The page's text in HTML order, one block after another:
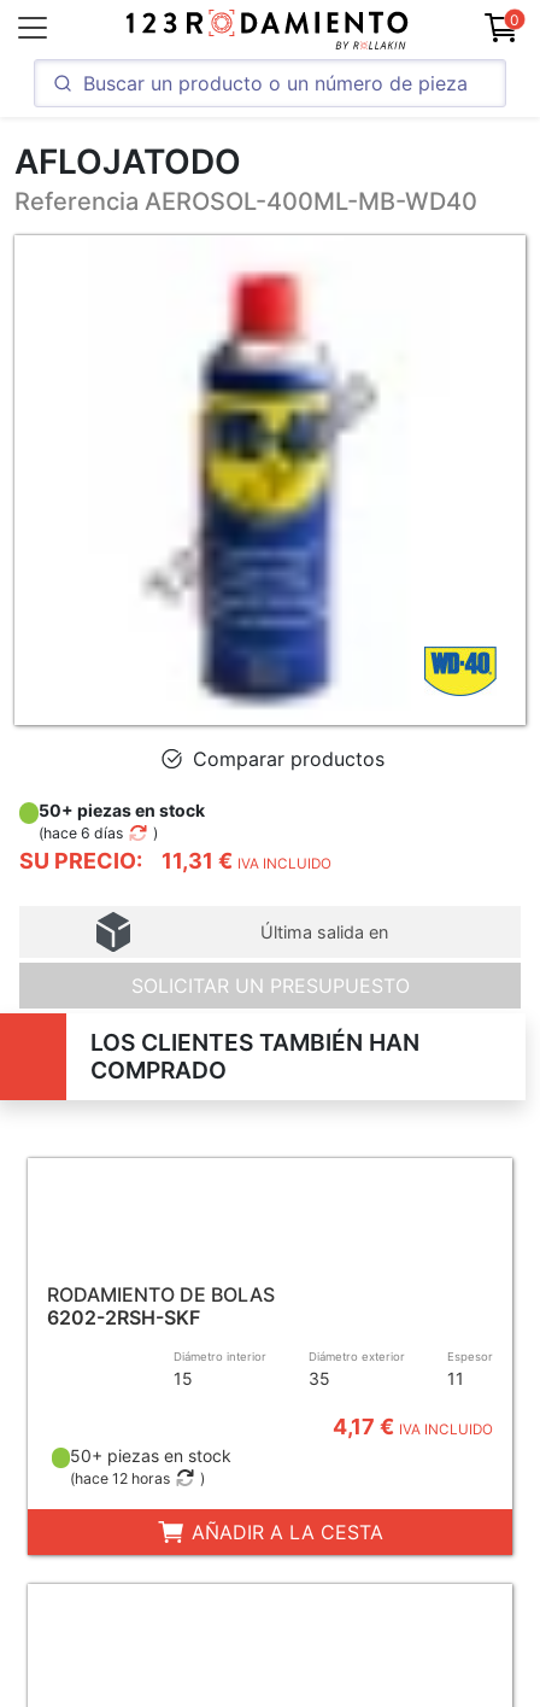
0
AFLOJATODO
Referencia AEROSOL-400ML-MB-WD40
Comparar productos
SU PRECIO: 11,31 € IVA INCLUIDO
50+ piezas en stock
(hace 6 días )
Última salida en
SOLICITAR UN PRESUPUESTO
LOS CLIENTES TAMBIÉN HAN
COMPRADO
RODAMIENTO DE BOLAS
6202-2RSH-SKF
Diámetro interior
15
Diámetro exterior
35
Espesor
11
4,17 € IVA INCLUIDO
50+ piezas en stock
(hace 12 horas )
AÑADIR A LA CESTA